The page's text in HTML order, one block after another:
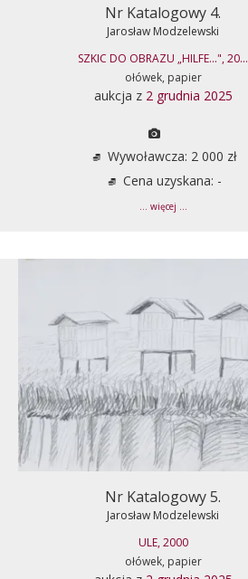
Nr Katalogowy 4.
Jarosław Modzelewski
SZKIC DO OBRAZU „HILFE...", 20...
ołówek, papier
aukcja z 2 grudnia 2025
Wywoławcza: 2 000 zł
Cena uzyskana: -
... więcej ...
Nr Katalogowy 5.
Jarosław Modzelewski
ULE, 2000
ołówek, papier